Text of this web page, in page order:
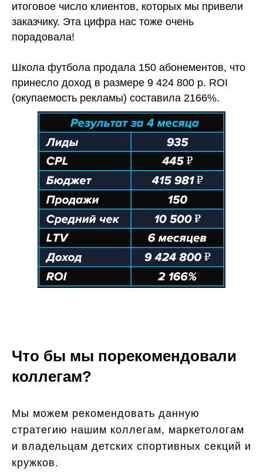
итоговое число клиентов, которых мы привели
заказчику. Эта цифра нас тоже очень
порадовала!
Школа футбола продала 150 абонементов, что
принесло доход в размере 9 424 800 р. ROI
(окупаемость рекламы) составила 2166%.
Что бы мы порекомендовали
коллегам?
Мы можем рекомендовать данную
стратегию нашим коллегам, маркетологам
и владельцам детских спортивных секций и
кружков.